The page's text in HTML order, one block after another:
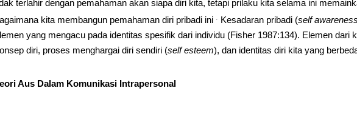
terlahir dengan pemahaman akan siapa diri kita, tetapi prilaku kita selama ini
kita membangun pemahaman diri pribadi ini . Kesadaran pribadi (self awareness
yang mengacu pada identitas spesifik dari individu (Fisher 1987:134). Elemen dari
diri, proses menghargai diri sendiri (self esteem), dan identitas diri kita yang
Aus Dalam Komunikasi Intrapersonal